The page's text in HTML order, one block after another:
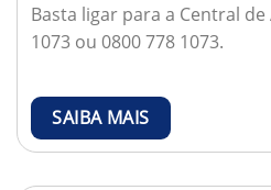
Basta ligar para a Central
1073 ou 0800 778 1073.
SAIBA MAIS